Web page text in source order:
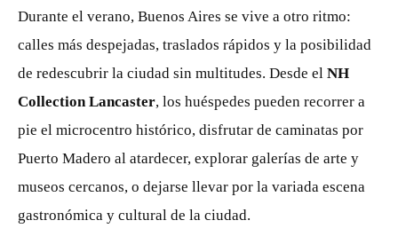
Durante el verano, Buenos Aires se vive a otro ritmo:
calles más despejadas, traslados rápidos y la posibilidad
de redescubrir la ciudad sin multitudes. Desde el NH
Collection Lancaster, los huéspedes pueden recorrer a
pie el microcentro histórico, disfrutar de caminatas por
Puerto Madero al atardecer, explorar galerías de arte y
museos cercanos, o dejarse llevar por la variada escena
gastronómica y cultural de la ciudad.